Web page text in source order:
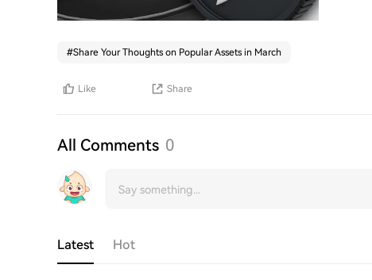
#Share Your Thoughts on Popular Assets in March
Like Share
All Comments 0
Latest Hot